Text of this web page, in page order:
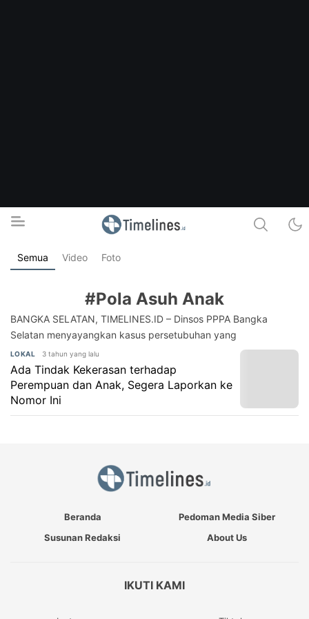
Timelines.id
Media Literasi, Sejarah & Budaya
Semua Video Foto
#Pola Asuh Anak
BANGKA SELATAN, TIMELINES.ID – Dinsos PPPA Bangka
Selatan menyayangkan kasus persetubuhan yang
LOKAL 3 tahun yang lalu
Ada Tindak Kekerasan terhadap
Perempuan dan Anak, Segera Laporkan ke
Nomor Ini
Beranda
Pedoman Media Siber
Susunan Redaksi
About Us
IKUTI KAMI